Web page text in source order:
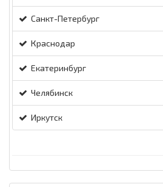
Санкт-Петербург
Краснодар
Екатеринбург
Челябинск
Иркутск